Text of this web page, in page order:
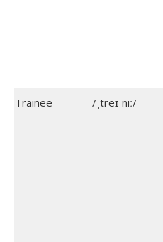
Trainee
/ˌtreɪˈniː/